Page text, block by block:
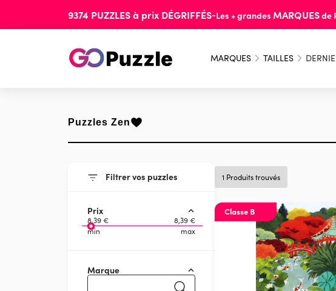
9374 PUZZLESà prix DÉGRIFFÉS-Les + grandes MARQUESde
MARQUES TAILLES
Puzzles Zen
1 Produits trouvés
Classe B
Filtrer vos puzzles
Prix
8,39 €
8,39 €
min
max
Marque